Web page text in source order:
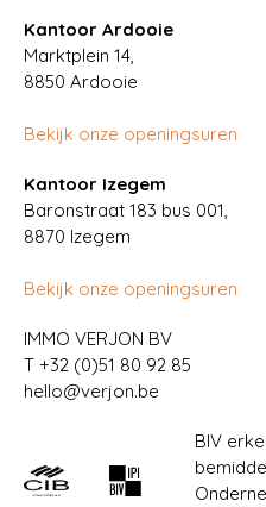
Kantoor Ardooie
Marktplein 14,
8850 Ardooie
Bekijk onze openingsuren
Kantoor Izegem
Baronstraat 183 bus 001,
8870 Izegem
Bekijk onze openingsuren
IMMO VERJON BV
T +32 (0)51 80 92 85
hello@verjon.be
BIV